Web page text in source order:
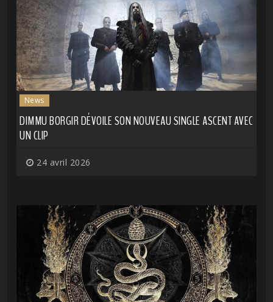
News
DIMMU BORGIR DÉVOILE SON NOUVEAU SINGLE ASCENT AVEC
UN CLIP
24 avril 2026